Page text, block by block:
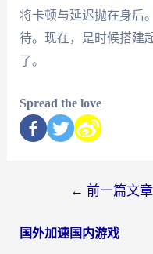
将卡顿与延迟抛在身后
待。现在，是时候搭建
了。
Spread the love
← 前一篇文章
国外加速国内游戏